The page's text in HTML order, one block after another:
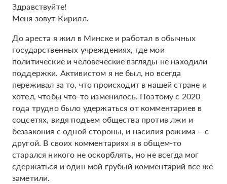
Здравствуйте!
Меня зовут Кирилл.
До ареста я жил в Минске и работал в обычных
государственных учреждениях, где мои
политические и человеческие взгляды не находили
поддержки. Активистом я не был, но всегда
переживал за то, что происходит в нашей стране и
хотел, чтобы что-то изменилось. Поэтому с 2020
года трудно было удержаться от комментариев в
соцсетях, видя подъем общества против лжи и
беззакония с одной стороны, и насилия режима – с
другой. В своих комментариях я в общем-то
старался никого не оскорблять, но не всегда мог
сдержаться и один мой грубый комментарий все же
заметили.